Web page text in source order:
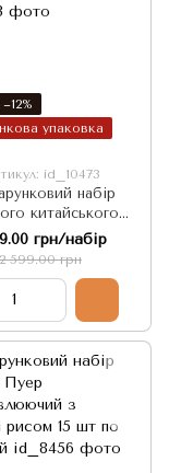
упаковка
id_10473
набір
китайського
Чайна Реліквія
грн/набір
2 599.00 грн